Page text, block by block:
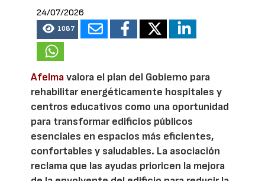
24/07/2026
1087
Afelmavalora el plan del Gobierno para
rehabilitar energéticamente hospitales y
centros educativos como una oportunidad
para transformar edificios públicos
esenciales en espacios más eficientes,
confortables y saludables. La asociación
reclama que las ayudas prioricen la mejora